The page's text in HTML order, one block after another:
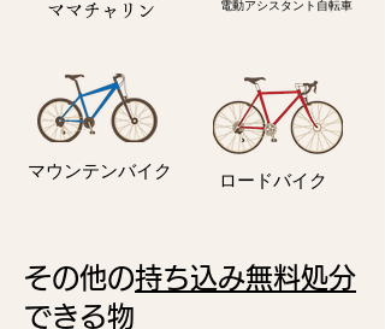
ママチャリン 電動アシスタント自転車
マウンテンバイク ロードバイク
その他の持ち込み無料処分
できる物